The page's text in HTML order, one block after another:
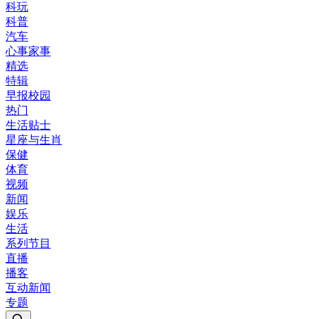
科玩
科普
汽车
心事家事
精选
特辑
早报校园
热门
生活贴士
星座与生肖
保健
体育
视频
新闻
娱乐
生活
系列节目
直播
播客
互动新闻
专题